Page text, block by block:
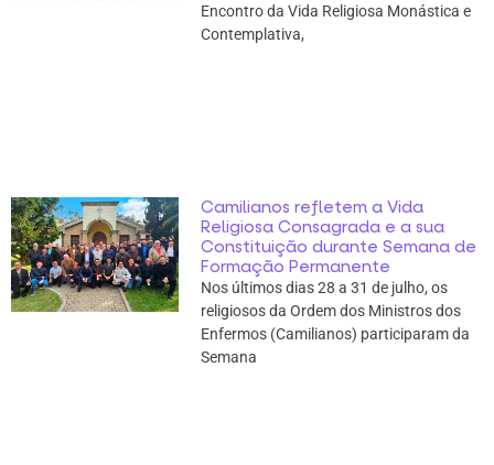
Encontro da Vida Religiosa Monástica e
Contemplativa,
Camilianos refletem a Vida
Religiosa Consagrada e a sua
Constituição durante Semana de
Formação Permanente
Nos últimos dias 28 a 31 de julho, os
religiosos da Ordem dos Ministros dos
Enfermos (Camilianos) participaram da
Semana